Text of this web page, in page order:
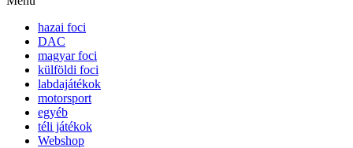
hazai foci
DAC
magyar foci
külföldi foci
labdajátékok
motorsport
egyéb
téli játékok
Webshop